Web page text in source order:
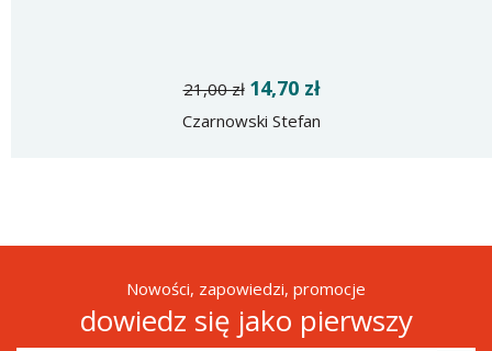
21,00 zł 14,70 zł
Czarnowski Stefan
Nowości, zapowiedzi, promocje
dowiedz się jako pierwszy